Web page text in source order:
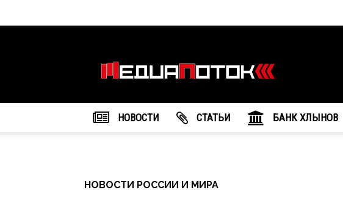
агентство
"МедиаПоток"
НОВОСТИ CТАТЬИ БАНК ХЛЫНОВ
НОВОСТИ РОССИИ И МИРА